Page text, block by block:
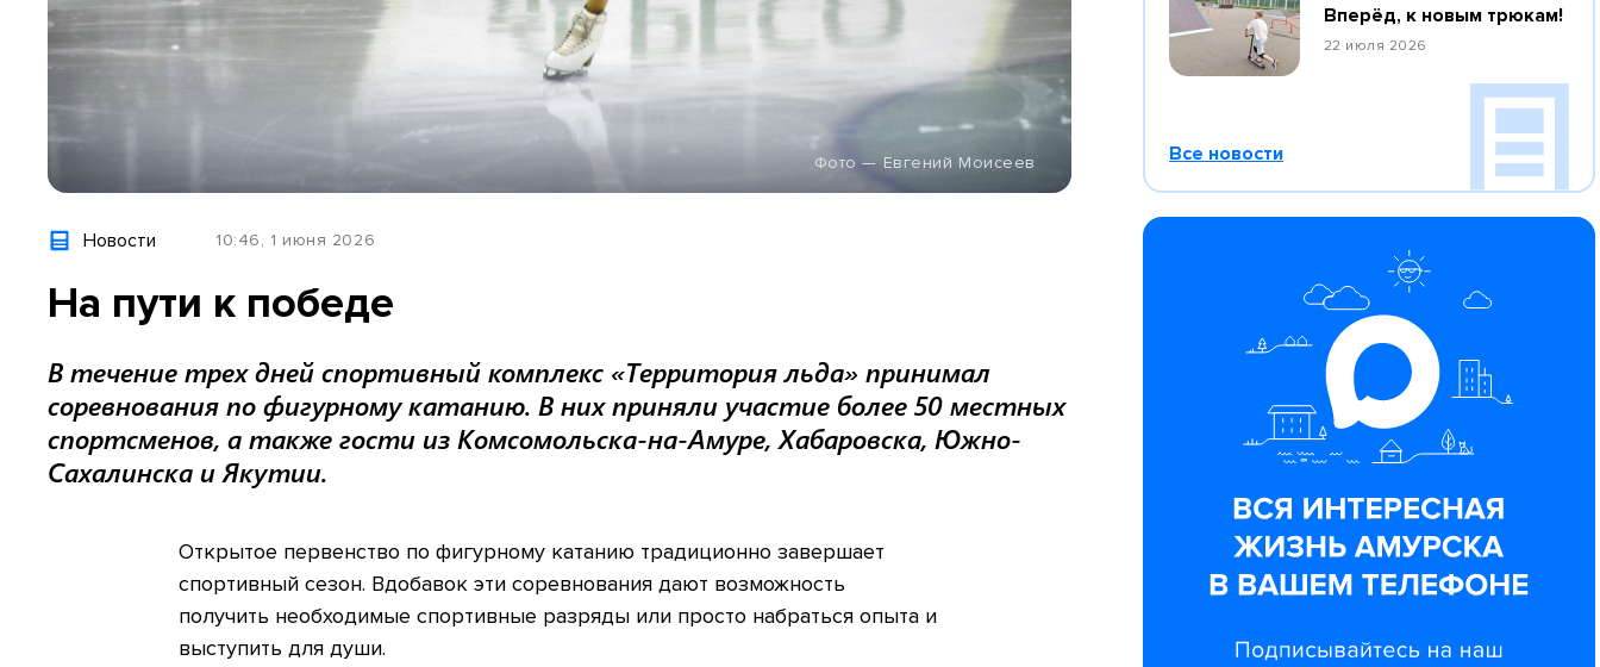
Фото — Евгений Моисеев
Новости 10:46, 1 июня 2026
На пути к победе
В течение трех дней спортивный комплекс «Территория льда» принимал
соревнования по фигурному катанию. В них приняли участие более 50 местных
спортсменов, а также гости из Комсомольска-на-Амуре, Хабаровска, Южно-
Сахалинска и Якутии.
Открытое первенство по фигурному катанию традиционно завершает
спортивный сезон. Вдобавок эти соревнования дают возможность
получить необходимые спортивные разряды или просто набраться опыта и
выступить для души.
Вперёд, к новым трюкам!
22 июля 2026
Все новости